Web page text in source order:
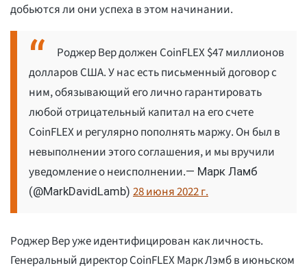
добьются ли они успеха в этом начинании.
Роджер Вер должен CoinFLEX $47 миллионов
долларов США. У нас есть письменный договор с
ним, обязывающий его лично гарантировать
любой отрицательный капитал на его счете
CoinFLEX и регулярно пополнять маржу. Он был в
невыполнении этого соглашения, и мы вручили
уведомление о неисполнении.— Марк Ламб
(@MarkDavidLamb) 28 июня 2022 г.
Роджер Вер уже идентифицирован как личность.
Генеральный директор CoinFLEX Марк Лэмб в июньском